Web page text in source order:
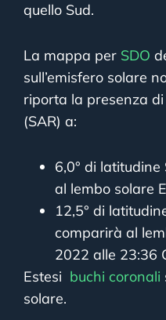
quello Sud.
La mappa per SDO
sull’emisfero solare
riporta la presenza
(SAR) a:
6,0° di
al lembo solare
12,5° di
comparirà al
2022 alle 23:36
Estesi buchi coronali
solare.